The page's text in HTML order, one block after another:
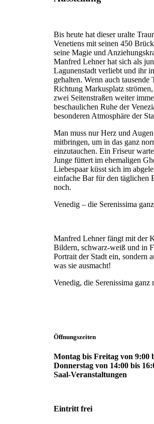
Bis heute hat dieser uralte
Venetiens mit seinen 450
seine Magie und
Manfred Lehner hat sich als
Lagunenstadt verliebt und ihr
gehalten. Wenn auch tausende
Richtung Markusplatz strömen,
zwei Seitenstraßen weiter
beschaulichen Ruhe der
besonderen Atmosphäre der
Man muss nur Herz und
mitbringen, um in das ganz
einzutauchen. Ein Friseur
Junge füttert im ehemaligen
Liebespaar küsst sich im
einfache Bar für den täglichen
noch.
Venedig – die Serenissima
Manfred Lehner fängt mit der
Bildern, schwarz-weiß und in
Portrait der Stadt ein, sondern
was sie ausmacht!
Venedig, die Serenissima ganz
Öffnungszeiten
Montag bis Freitag von 9:00
Donnerstag von 14:00 bis
Saal-Veranstaltungen
Eintritt frei